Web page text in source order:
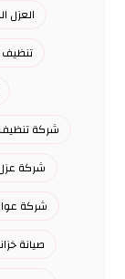
العزل
تنظيف
شركة
شركة عزل
شركة
صيانة